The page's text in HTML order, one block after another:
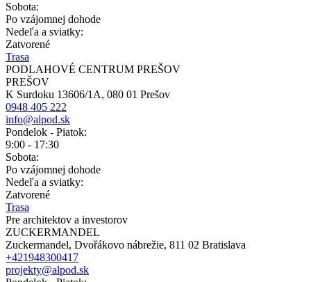
Sobota:
Po vzájomnej dohode
Nedeľa a sviatky:
Zatvorené
Trasa
PODLAHOVÉ CENTRUM PREŠOV
PREŠOV
K Surdoku 13606/1A, 080 01 Prešov
0948 405 222
info@alpod.sk
Pondelok - Piatok:
9:00 - 17:30
Sobota:
Po vzájomnej dohode
Nedeľa a sviatky:
Zatvorené
Trasa
Pre architektov a investorov
ZUCKERMANDEL
Zuckermandel, Dvořákovo nábrežie, 811 02 Bratislava
+421948300417
projekty@alpod.sk